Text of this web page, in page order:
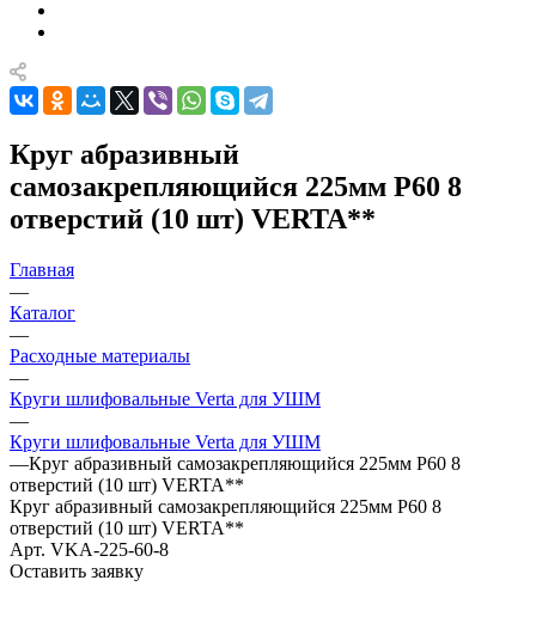
Круг абразивный
самозакрепляющийся 225мм Р60 8
отверстий (10 шт) VERTA**
Главная
—
Каталог
—
Расходные материалы
—
Круги шлифовальные Verta для УШМ
—
Круги шлифовальные Verta для УШМ
—Круг абразивный самозакрепляющийся 225мм Р60 8
отверстий (10 шт) VERTA**
Круг абразивный самозакрепляющийся 225мм Р60 8
отверстий (10 шт) VERTA**
Арт. VKA-225-60-8
Оставить заявку